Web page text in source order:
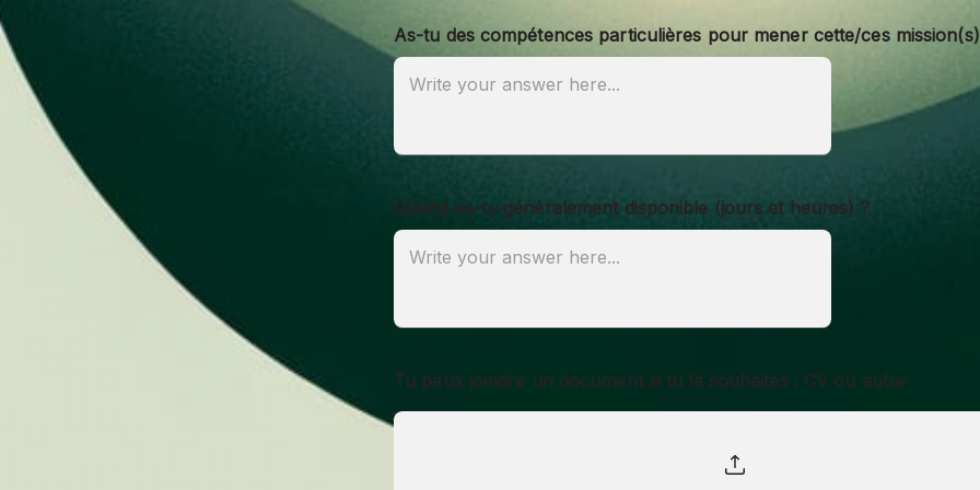
As-tu des compétences particulières pour mener cette/ces
Quand es-tu généralement disponible (jours et heures) ?
Tu peux joindre un document si tu le souhaites : CV ou autre